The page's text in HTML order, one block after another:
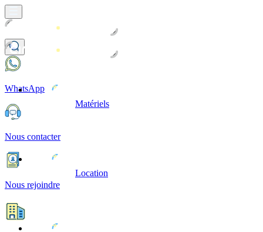
Matériels
Location
WhatsApp
Nous contacter
Nous rejoindre